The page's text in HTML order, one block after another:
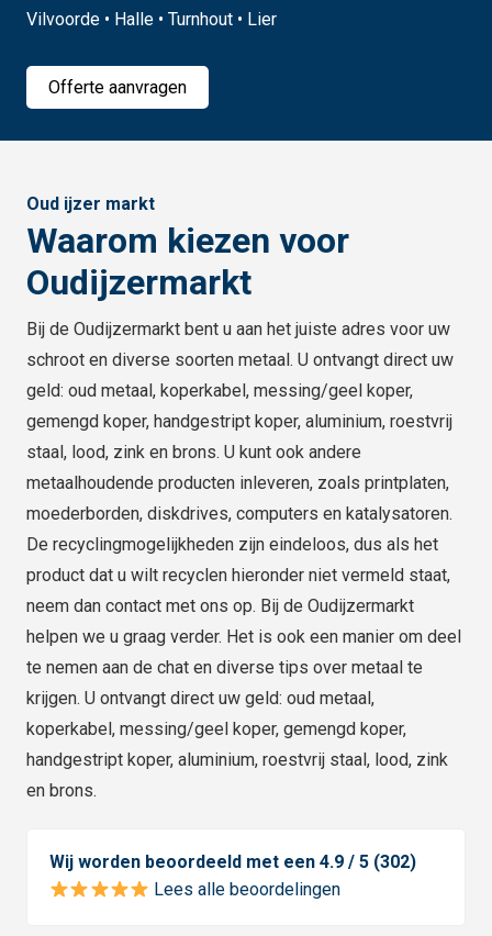
Vilvoorde • Halle • Turnhout • Lier
Offerte aanvragen
Oud ijzer markt
Waarom kiezen voor
Oudijzermarkt
Bij de Oudijzermarkt bent u aan het juiste adres voor uw
schroot en diverse soorten metaal. U ontvangt direct uw
geld: oud metaal, koperkabel, messing/geel koper,
gemengd koper, handgestript koper, aluminium, roestvrij
staal, lood, zink en brons. U kunt ook andere
metaalhoudende producten inleveren, zoals printplaten,
moederborden, diskdrives, computers en katalysatoren.
De recyclingmogelijkheden zijn eindeloos, dus als het
product dat u wilt recyclen hieronder niet vermeld staat,
neem dan contact met ons op. Bij de Oudijzermarkt
helpen we u graag verder. Het is ook een manier om deel
te nemen aan de chat en diverse tips over metaal te
krijgen. U ontvangt direct uw geld: oud metaal,
koperkabel, messing/geel koper, gemengd koper,
handgestript koper, aluminium, roestvrij staal, lood, zink
en brons.
Wij worden beoordeeld met een 4.9 / 5 (302)
Lees alle beoordelingen